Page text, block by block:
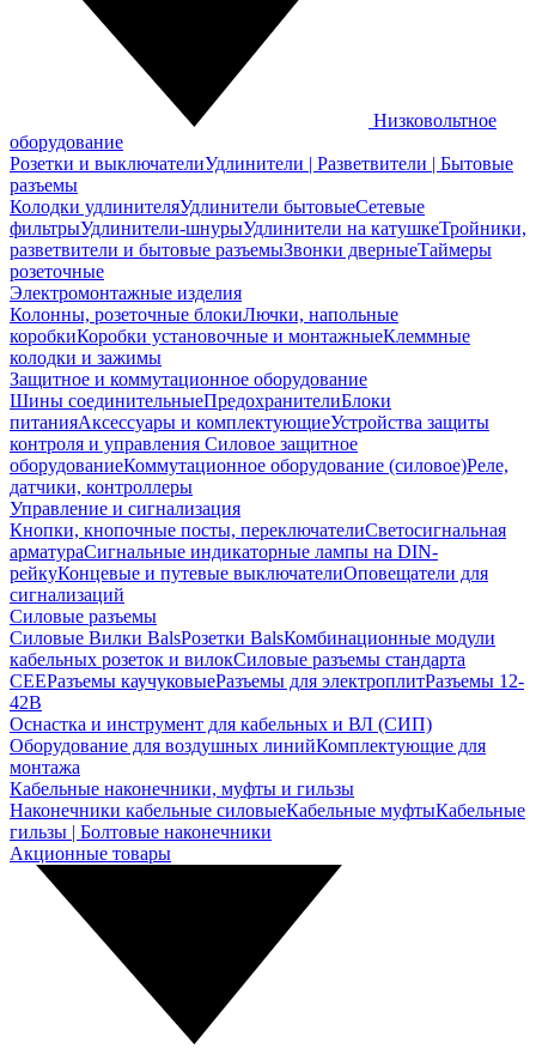
Низковольтное
оборудование
Розетки и выключателиУдлинители | Разветвители | Бытовые
разъемы
Колодки удлинителяУдлинители бытовыеСетевые
фильтрыУдлинители-шнурыУдлинители на катушкеТройники,
разветвители и бытовые разъемыЗвонки дверныеТаймеры
розеточные
Электромонтажные изделия
Колонны, розеточные блокиЛючки, напольные
коробкиКоробки установочные и монтажныеКлеммные
колодки и зажимы
Защитное и коммутационное оборудование
Шины соединительныеПредохранителиБлоки
питанияАксессуары и комплектующиеУстройства защиты
контроля и управления Силовое защитное
оборудованиеКоммутационное оборудование (силовое)Реле,
датчики, контроллеры
Управление и сигнализация
Кнопки, кнопочные посты, переключателиСветосигнальная
арматураСигнальные индикаторные лампы на DIN-
рейкуКонцевые и путевые выключателиОповещатели для
сигнализаций
Силовые разъемы
Силовые Вилки BalsРозетки BalsКомбинационные модули
кабельных розеток и вилокСиловые разъемы стандарта
CEEРазъемы каучуковыеРазъемы для электроплитРазъемы 12-
42В
Оснастка и инструмент для кабельных и ВЛ (СИП)
Оборудование для воздушных линийКомплектующие для
монтажа
Кабельные наконечники, муфты и гильзы
Наконечники кабельные силовыеКабельные муфтыКабельные
гильзы | Болтовые наконечники
Акционные товары